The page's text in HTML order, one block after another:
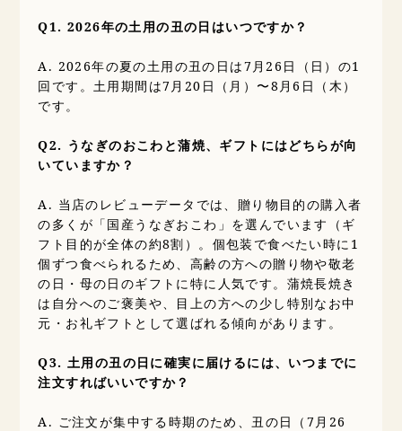
Q1. 2026年の土用の丑の日はいつですか？
A. 2026年の夏の土用の丑の日は7月26日（日）の1
回です。土用期間は7月20日（月）〜8月6日（木）
です。
Q2. うなぎのおこわと蒲焼、ギフトにはどちらが向
いていますか？
A. 当店のレビューデータでは、贈り物目的の購入者
の多くが「国産うなぎおこわ」を選んでいます（ギ
フト目的が全体の約8割）。個包装で食べたい時に1
個ずつ食べられるため、高齢の方への贈り物や敬老
の日・母の日のギフトに特に人気です。蒲焼長焼き
は自分へのご褒美や、目上の方への少し特別なお中
元・お礼ギフトとして選ばれる傾向があります。
Q3. 土用の丑の日に確実に届けるには、いつまでに
注文すればいいですか？
A. ご注文が集中する時期のため、丑の日（7月26